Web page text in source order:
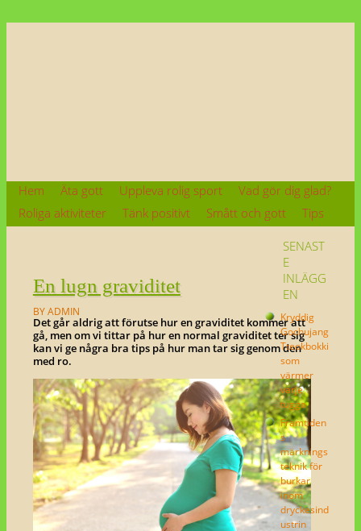
Main menu
Skip
to
content
Hem Äta gott Uppleva rolig sport
Vad gör dig glad?
Roliga aktiviteter
Tänk positivt Smått och gott Tips
En lugn graviditet
BY ADMIN
Det går aldrig att förutse hur en graviditet kommer att
gå, men om vi tittar på hur en normal graviditet ter sig
kan vi ge några bra tips på hur man tar sig genom den
med ro.
SENAST
E
INLÄGG
EN
Kryddig
Gochujang
Tteokbokki
som
värmer
varje
tugga
Framtiden
s
märknings
teknik för
burkar
inom
dryckesind
ustrin